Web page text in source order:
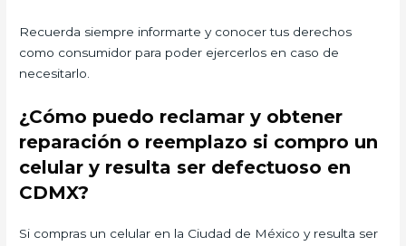
Recuerda siempre informarte y conocer tus derechos
como consumidor para poder ejercerlos en caso de
necesitarlo.
¿Cómo puedo reclamar y obtener
reparación o reemplazo si compro un
celular y resulta ser defectuoso en
CDMX?
Si compras un celular en la Ciudad de México y resulta ser